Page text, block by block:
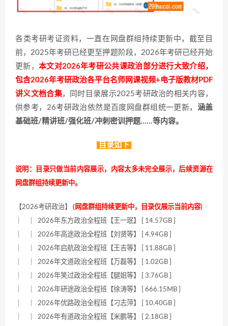
各类考研考证资料，一直在网盘群组持续更新中，截至目
前，2025年考研已经更至押题阶段，2026年考研已经开始
更新， 本文对2026年考研公共课政治部分进行大致介绍，
包含2026年考研政治各平台名师网课视频+电子版教材PDF
讲义文档合集，同时目录展示2025考研政治的相关内容，
供参考，26考研政治依然是百度网盘群组统一更新， 涵盖
基础班/精讲班/强化班/冲刺密训押题……等内容。
目录如下
说明：目录只做当前内容展示，内容太多未完全展示，后续资源在
网盘群组持续更新中。
【2026考研政治】
(网盘群组持续更新中，目录仅展示当前内容)
｜ ｜ 2026年东方政治全程班【王一珉】 [ 14.57GB ]
｜ ｜ 2026年高途政治全程班【刘贤等】 [ 4.94GB ]
｜ ｜ 2026年启航政治全程班【王吉等】 [ 11.88GB ]
｜ ｜ 2026年文道政治全程班【万磊等】 [ 1.02GB ]
｜ ｜ 2026年笑过政治全程班【腿姐等】 [ 3.76GB ]
｜ ｜ 2026年研途政治全程班【徐涛等】 [ 666.15MB ]
｜ ｜ 2026年优路政治全程班【刁志萍】 [ 10.40GB ]
｜ ｜ 2026年有道政治全程班【米鹏等】 [ 2.18GB ]